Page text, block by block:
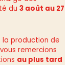
du 3 août au 27
production de
remercions
au plus tard